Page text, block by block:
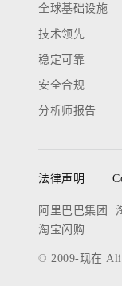
全球基础设施
技术领先
稳定可靠
安全合规
分析师报告
法律声明
阿里巴巴集团
淘宝闪购
© 2009-现在